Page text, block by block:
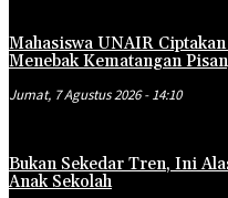
Mahasiswa UNAIR
Menebak Kematangan
Jumat, 7 Agustus 2026 - 14:10
Bukan Sekedar Tren, Ini
Anak Sekolah